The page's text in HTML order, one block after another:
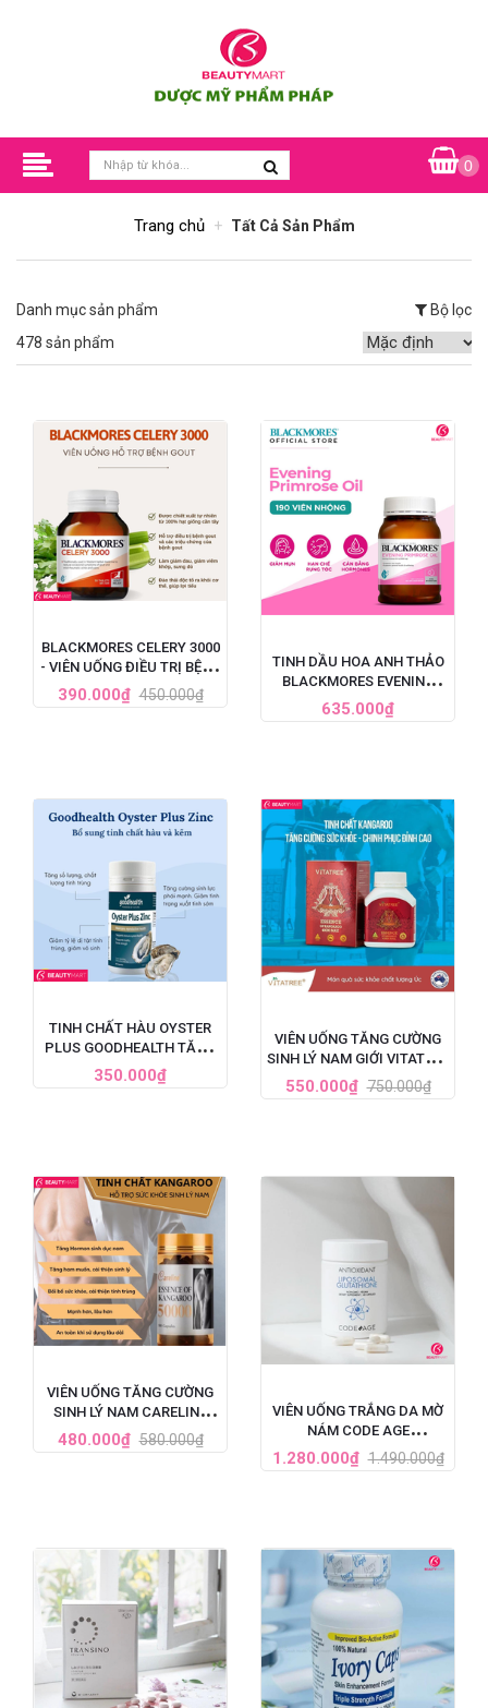
0
Trang chủ Tất Cả Sản Phẩm
Danh mục sản phẩm
Bộ lọc
478 sản phẩm
BLACKMORES CELERY 3000
- VIÊN UỐNG ĐIỀU TRỊ BỆNH
GOUT CỦA ÚC, HỘP 50 VIÊN
390.000₫ 450.000₫
TINH DẦU HOA ANH THẢO
BLACKMORES EVENING
PRIMROSE OIL ÚC, HỘP 190
VIÊN
635.000₫
TINH CHẤT HÀU OYSTER
PLUS GOODHEALTH TĂNG
CƯỜNG SINH LÝ CHO NAM
GIỚI, HỘP 60 VIÊN
350.000₫
VIÊN UỐNG TĂNG CƯỜNG
SINH LÝ NAM GIỚI VITATREE
ESSENCE OF KANGAROO
40000 MAX - 100 VIÊN
550.000₫ 750.000₫
VIÊN UỐNG TĂNG CƯỜNG
SINH LÝ NAM CARELINE
ESSENCE OF KANGAROO
50000
480.000₫ 580.000₫
VIÊN UỐNG TRẮNG DA MỜ
NÁM CODE AGE
LIPOSOMAL GLUTATHIONE
HỘP 60 VIÊN
1.280.000₫ 1.490.000₫